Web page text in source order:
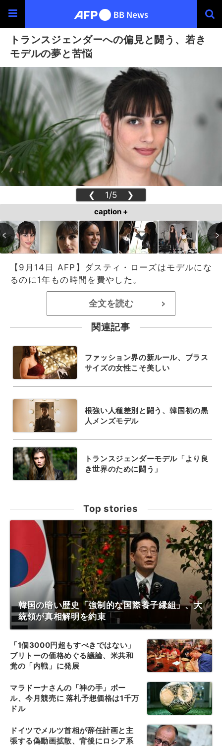
トランスジェンダーへの偏見と闘う、若き
モデルの夢と苦悩
❮ 1/5 ❯
caption +
【9月14日 AFP】ダスティ・ローズはモデルにな
るのに1年もの時間を費やした。
全文を読む >
関連記事
ファッション界の新ルール、プラス
サイズの女性こそ美しい
根強い人種差別と闘う、韓国初の黒
人メンズモデル
トランスジェンダーモデル「より良
き世界のために闘う」
Top stories
韓国の暗い歴史「強制的な国際養子縁組」、大
統領が真相解明を約束
「1個3000円超もすべきではない」
ブリトーの価格めぐる議論、米共和
党の「内戦」に発展
マラドーナさんの「神の手」ボー
ル、今月競売に 落札予想価格は1千万
ドル
ドイツでメルツ首相が辞任計画と主
張する偽動画拡散、背後にロシア系